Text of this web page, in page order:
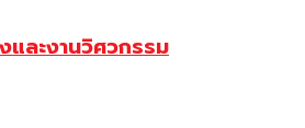
และงานวิศวกรรม